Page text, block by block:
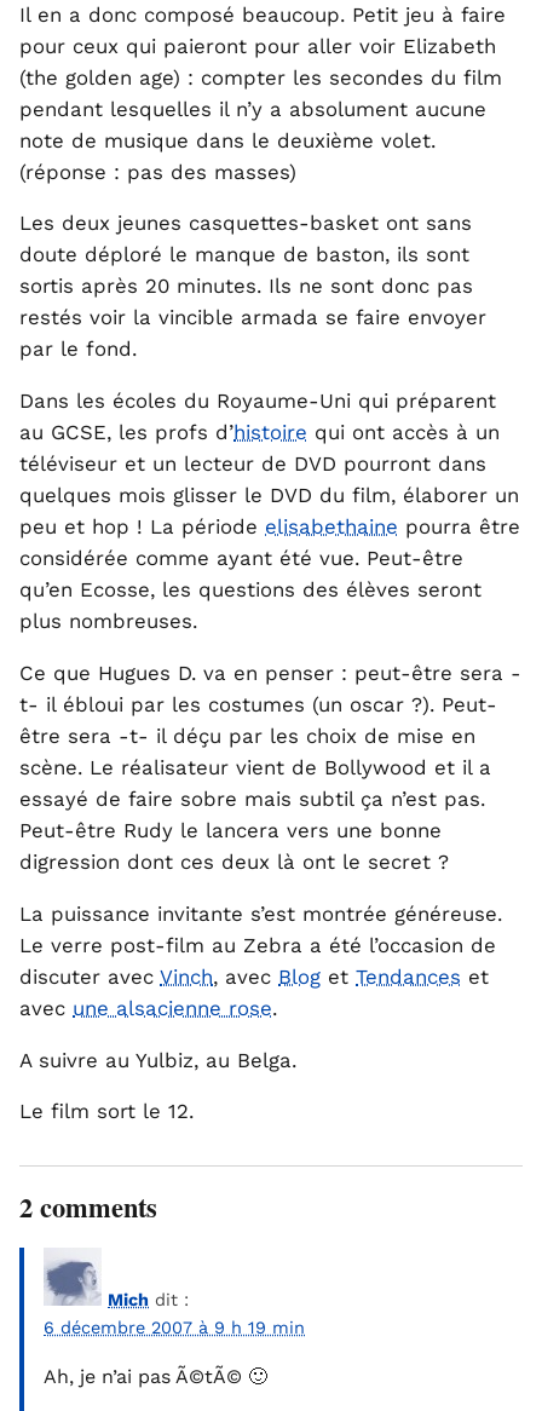
Il en a donc composé beaucoup. Petit jeu à faire
pour ceux qui paieront pour aller voir Elizabeth
(the golden age) : compter les secondes du film
pendant lesquelles il n’y a absolument aucune
note de musique dans le deuxième volet.
(réponse : pas des masses)
Les deux jeunes casquettes-basket ont sans
doute déploré le manque de baston, ils sont
sortis après 20 minutes. Ils ne sont donc pas
restés voir la vincible armada se faire envoyer
par le fond.
Dans les écoles du Royaume-Uni qui préparent
au GCSE, les profs d’histoire qui ont accès à un
téléviseur et un lecteur de DVD pourront dans
quelques mois glisser le DVD du film, élaborer un
peu et hop ! La période elisabethaine pourra être
considérée comme ayant été vue. Peut-être
qu’en Ecosse, les questions des élèves seront
plus nombreuses.
Ce que Hugues D. va en penser : peut-être sera -
t- il ébloui par les costumes (un oscar ?). Peut-
être sera -t- il déçu par les choix de mise en
scène. Le réalisateur vient de Bollywood et il a
essayé de faire sobre mais subtil ça n’est pas.
Peut-être Rudy le lancera vers une bonne
digression dont ces deux là ont le secret ?
La puissance invitante s’est montrée généreuse.
Le verre post-film au Zebra a été l’occasion de
discuter avec Vinch, avec Blog et Tendances et
avec une alsacienne rose.
A suivre au Yulbiz, au Belga.
Le film sort le 12.
2 comments
Mich dit :
6 décembre 2007 à 9 h 19 min
Ah, je n’ai pas Ã©tÃ© 🙂